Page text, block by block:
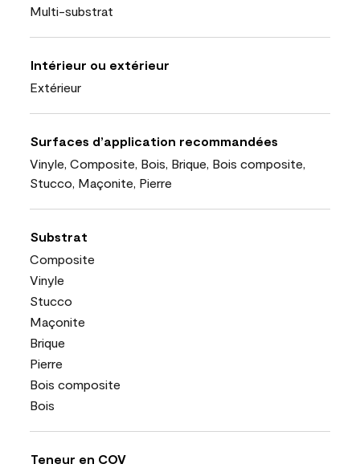
Multi-substrat
Intérieur ou extérieur
Extérieur
Surfaces d’application recommandées
Vinyle, Composite, Bois, Brique, Bois composite,
Stucco, Maçonite, Pierre
Substrat
Composite
Vinyle
Stucco
Maçonite
Brique
Pierre
Bois composite
Bois
Teneur en COV